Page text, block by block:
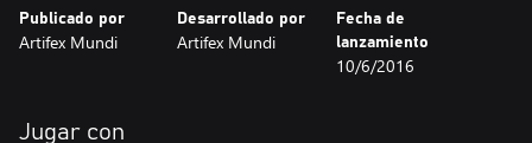
Publicado por
Artifex Mundi
Desarrollado por
Artifex Mundi
Fecha de
lanzamiento
10/6/2016
Jugar con